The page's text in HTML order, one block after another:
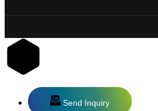
Send Inquiry